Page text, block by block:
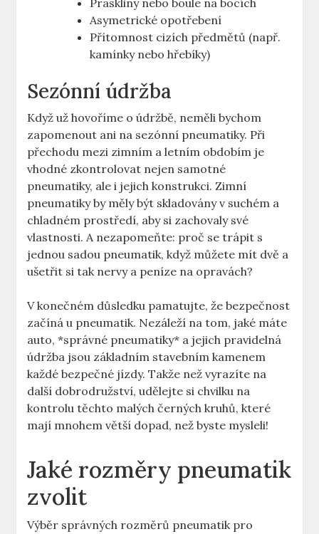
Praskliny nebo boule na bocích
Asymetrické opotřebení
Přítomnost cizích předmětů (např.
kamínky nebo hřebíky)
Sezónní údržba
Když už hovoříme o údržbě, neměli bychom
zapomenout ani na sezónní pneumatiky. Při
přechodu mezi zimním a letním obdobím je
vhodné zkontrolovat nejen samotné
pneumatiky, ale i jejich konstrukci. Zimní
pneumatiky by měly být skladovány v suchém a
chladném prostředí, aby si zachovaly své
vlastnosti. A nezapomeňte: proč se trápit s
jednou sadou pneumatik, když můžete mít dvě a
ušetřit si tak nervy a peníze na opravách?
V konečném důsledku pamatujte, že bezpečnost
začíná u pneumatik. Nezáleží na tom, jaké máte
auto, *správné pneumatiky* a jejich pravidelná
údržba jsou základním stavebním kamenem
každé bezpečné jízdy. Takže než vyrazíte na
další dobrodružství, udělejte si chvilku na
kontrolu těchto malých černých kruhů, které
mají mnohem větší dopad, než byste mysleli!
Jaké rozměry pneumatik
zvolit
Výběr správných rozměrů pneumatik pro